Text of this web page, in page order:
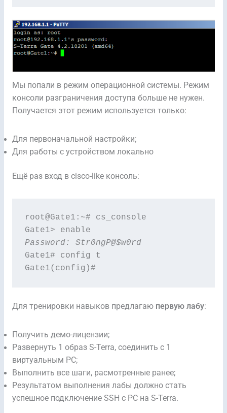
Мы попали в режим операционной системы. Режим
консоли разграничения доступа больше не нужен.
Получается этот режим используется только:
Для первоначальной настройки;
Для работы с устройством локально
Ещё раз вход в cisco-like консоль:
root@Gate1:~# cs_console
Password: Str0ngP@$w0rd
Gate1# config t
Gate1(config)#
Для тренировки навыков предлагаю первую лабу:
Получить демо-лицензии;
Развернуть 1 образ S-Terra, соединить с 1
виртуальным PC;
Выполнить все шаги, расмотренные ранее;
Результатом выполнения лабы должно стать
успешное подключение SSH c PC на S-Terra.